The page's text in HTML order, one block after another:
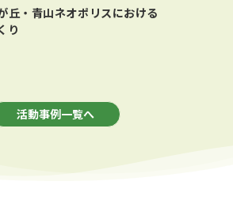
・青山ネオポリスにおける
り
活動事例一覧へ